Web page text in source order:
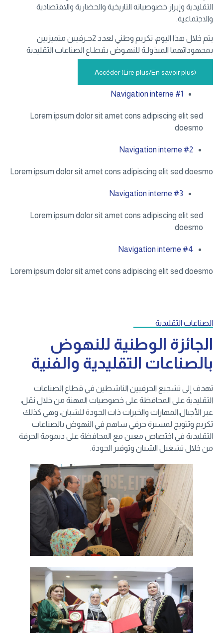
التقليدية وإبراز خصوصياته التاريخية والحضارية والاقتصادية
والاجتماعية.
يتم خلال هذا اليوم، تكريم وطني لعدد 2حـرفيين متميزيين
بمجهوداتهما المبذولـة للنهـوض بقطـاع الصناعات التقليدية
Accéder (Lire plus/En savoir plus)
Navigation interne #1
Lorem ipsum dolor sit amet cons adipiscing elit sed
doesmo
Navigation interne #2
Lorem ipsum dolor sit amet cons adipiscing elit sed doesmo
Navigation interne #3
Lorem ipsum dolor sit amet cons adipiscing elit sed
doesmo
Navigation interne #4
Lorem ipsum dolor sit amet cons adipiscing elit sed doesmo
الصناعات التقليدية
الجائزة الوطنية للنهوض
بالصناعات التقليدية والفنية
تهدف إلى تشجيع الحرفيين الناشطين في قطاع الصناعات
التقليدية على المحافظة على خصوصيات المهنة من خلال نقل،
عبر الأجيال،المهارات والخبرات ذات الجودة للشبان، وهي كذلك
تكريم وتتويج لمسيرة حرفي ساهم في النهوض بالصناعات
التقليدية في اختصاص معين مع المحافظة على ديمومة الحرفة
من خلال تشغيل الشبان وتوفير الجودة.